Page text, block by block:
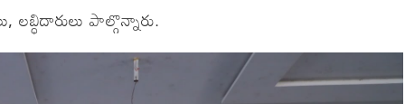
లబ్ధిదారులు పాల్గొన్నారు.